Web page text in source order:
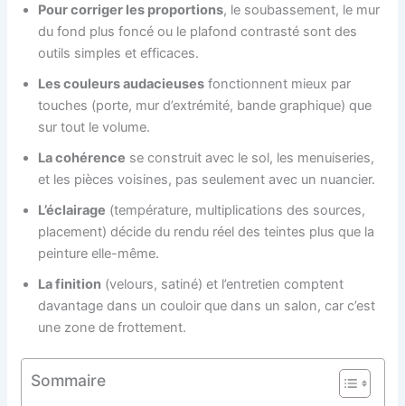
Pour corriger les proportions, le soubassement, le mur
du fond plus foncé ou le plafond contrasté sont des
outils simples et efficaces.
Les couleurs audacieuses fonctionnent mieux par
touches (porte, mur d’extrémité, bande graphique) que
sur tout le volume.
La cohérence se construit avec le sol, les menuiseries,
et les pièces voisines, pas seulement avec un nuancier.
L’éclairage (température, multiplications des sources,
placement) décide du rendu réel des teintes plus que la
peinture elle-même.
La finition (velours, satiné) et l’entretien comptent
davantage dans un couloir que dans un salon, car c’est
une zone de frottement.
Sommaire